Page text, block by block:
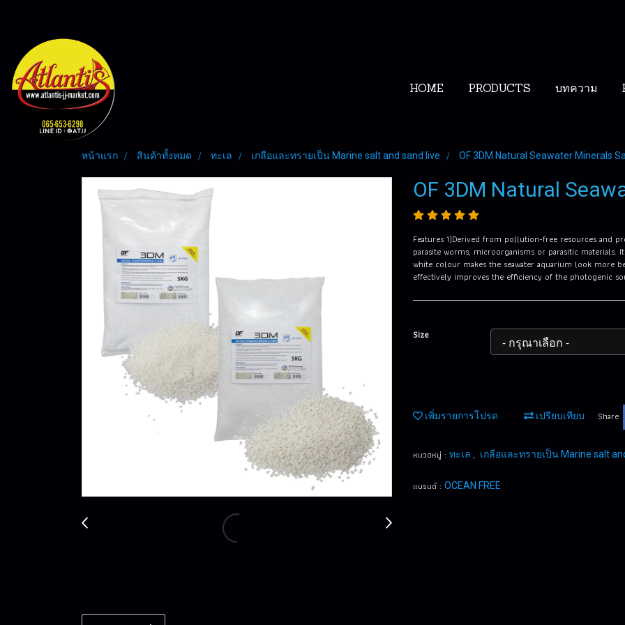
HOME PRODUCTS บทความ
หน้าแรก สินค้าทั้งหมด ทะเล เกลือและทรายเป็น Marine salt and sand live OF 3DM Natural Seawater Minerals
OF 3DM Natural
Features 1)Derived from pollution-free resources and
parasite worms, microorganisms or parasitic
white colour makes the seawater aquarium look more
effectively improves the efficiency of the photogenic
Size
เพิ่มรายการโปรด เปรียบเทียบ Share
หมวดหมู่ : ทะเล , เกลือและทรายเป็น Marine salt
แบรนด์ : OCEAN FREE